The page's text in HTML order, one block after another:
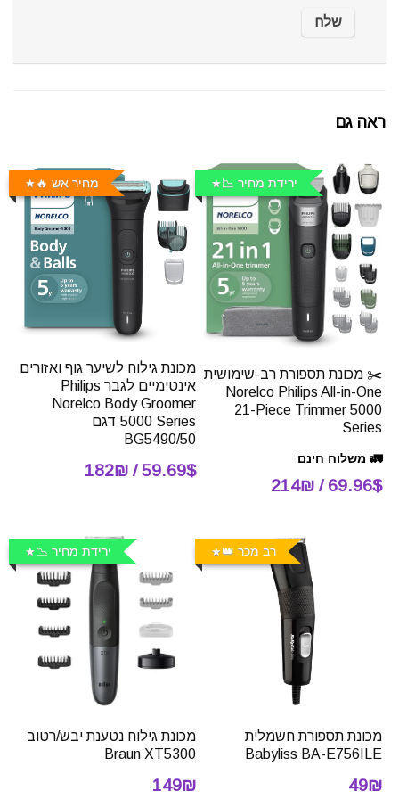
ראה גם
ירידת מחיר 📉
✂️ מכונת תספורת רב-שימושית
Norelco Philips All-in-One
21-Piece Trimmer 5000
Series
🚛 משלוח חינם
69.96$ / 214₪
מחיר אש 🔥
מכונת גילוח לשיער גוף ואזורים
אינטימיים לגבר Philips
Norelco Body Groomer
5000 Series דגם
BG5490/50
59.69$ / 182₪
רב מכר 👑
מכונת תספורת חשמלית
Babyliss BA-E756ILE
49₪
ירידת מחיר 📉
מכונת גילוח נטענת יבש/רטוב
Braun XT5300
149₪